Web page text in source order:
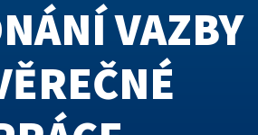
VAZBY